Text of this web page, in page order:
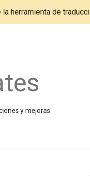
la herramienta de
y mejoras